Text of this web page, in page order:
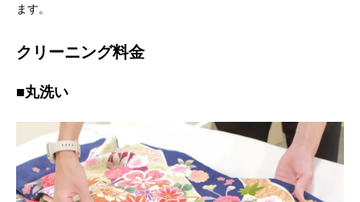
ます。
クリーニング料金
■丸洗い